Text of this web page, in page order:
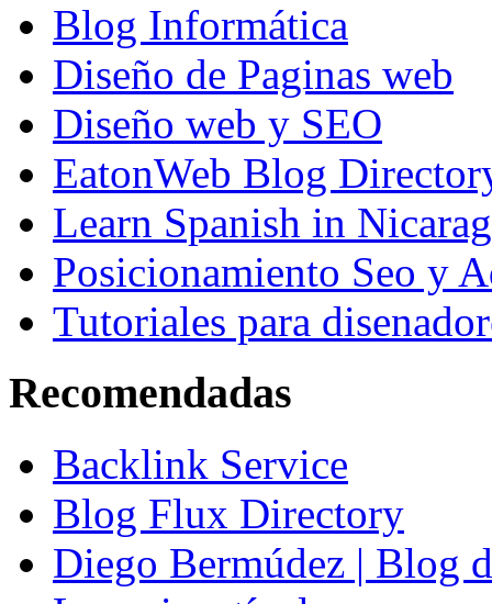
Blog Informática
Diseño de Paginas web
Diseño web y SEO
EatonWeb Blog
Learn Spanish in
Posicionamiento Seo y
Tutoriales para
Recomendadas
Backlink Service
Blog Flux Directory
Diego Bermúdez | Blog